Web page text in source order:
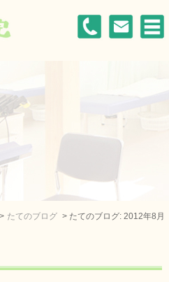
たてのブログ たてのブログ: 2012年8月